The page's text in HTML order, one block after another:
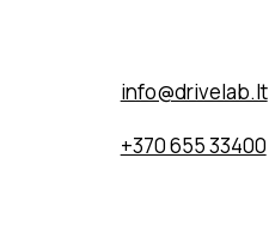
info@drivelab.lt
+370 655 33400